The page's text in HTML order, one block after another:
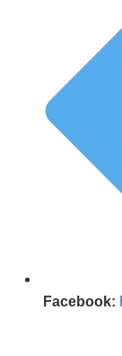
Facebook: